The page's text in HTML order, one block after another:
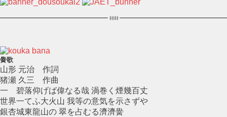
黌歌
山形 元治 作詞
猪瀬 久三 作曲
一 碧落仰げば偉なる哉 渦巻く煙幾百丈
世界一てふ大火山 我等の意気を示さずや
銀杏城東龍山の 翠を占むる濟濟黌